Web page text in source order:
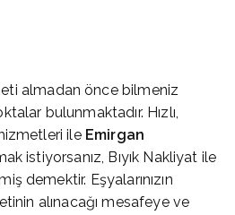
almadan önce bilmeniz
bulunmaktadır. Hızlı,
ile Emirgan
istiyorsanız, Bıyık Nakliyat ile
demektir. Eşyalarınızın
alınacağı mesafeye ve